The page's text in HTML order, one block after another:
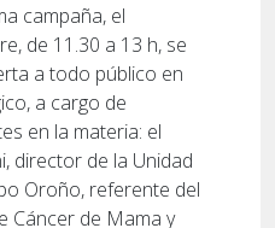
campaña, el
de 11.30 a 13 h, se
a todo público en
a cargo de
en la materia: el
director de la Unidad
Oroño, referente del
Cáncer de Mama y